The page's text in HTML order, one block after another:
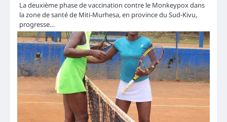
La deuxième phase de vaccination contre le Monkeypox dans
la zone de santé de Miti-Murhesa, en province du Sud-Kivu,
progresse…